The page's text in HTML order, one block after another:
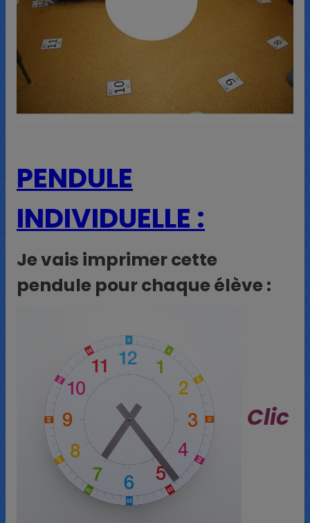
PENDULE
INDIVIDUELLE :
Je vais imprimer cette
pendule pour chaque élève :
Clic